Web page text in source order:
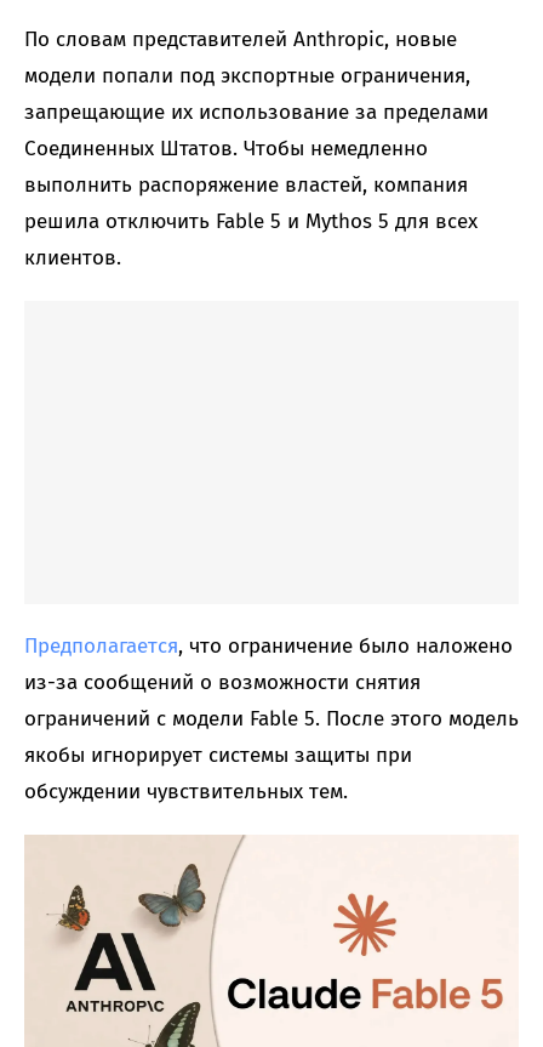
По словам представителей Anthropic, новые
модели попали под экспортные ограничения,
запрещающие их использование за пределами
Соединенных Штатов. Чтобы немедленно
выполнить распоряжение властей, компания
решила отключить Fable 5 и Mythos 5 для всех
клиентов.
Предполагается, что ограничение было наложено
из-за сообщений о возможности снятия
ограничений с модели Fable 5. После этого модель
якобы игнорирует системы защиты при
обсуждении чувствительных тем.